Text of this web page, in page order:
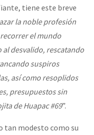
tiene este breve
la noble profesión
el mundo
desvalido, rescatando
suspiros
así como resoplidos
presupuestos sin
de Huapac #69”.
tan modesto como su